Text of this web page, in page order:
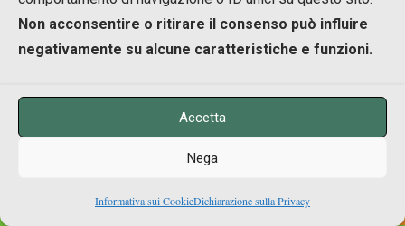
Non acconsentire o ritirare il consenso può influire
negativamente su alcune caratteristiche e funzioni.
Accetta
Nega
Informativa sui CookieDichiarazione sulla Privacy
(ecco il link al postdelle 2 foto qui in alto)
Servizio di San Miguel – Giorno 7